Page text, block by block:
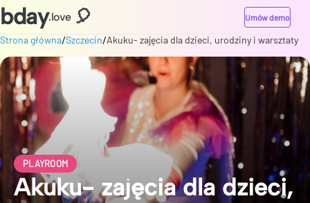
bday.love 🎈 Umów demo
Strona główna/Szczecin/Akuku- zajęcia dla dzieci, urodziny i warsztaty
PLAYROOM
Akuku- zajęcia dla dzieci,